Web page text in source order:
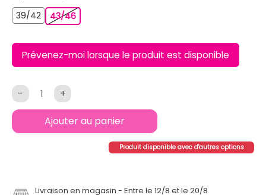
39/4239/42
43/4643/46
Prévenez-moi lorsque le produit est disponible
- +
Ajouter au panier
Produit disponible avec d'autres options
Livraison en magasin
Entre le 12/8 et le 20/8